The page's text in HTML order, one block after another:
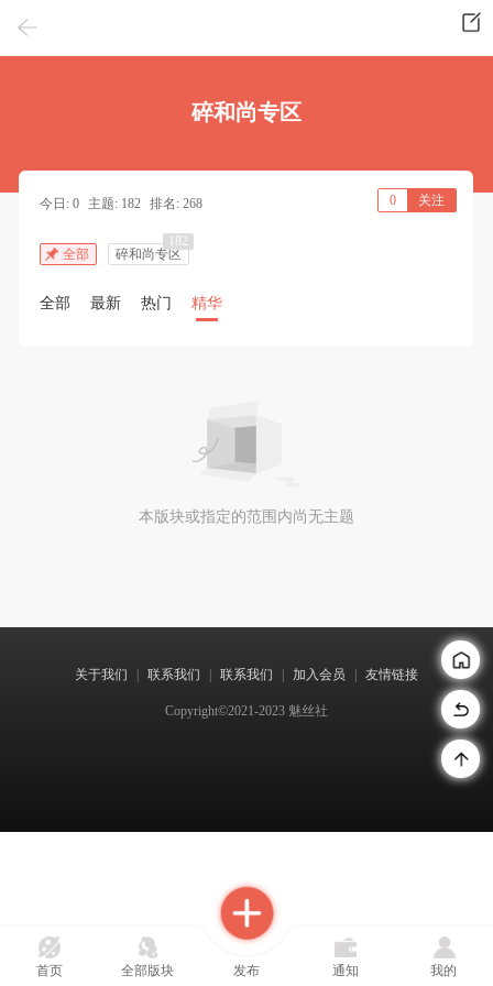
首页 全部版块 发布 通知 我的
碎和尚专区
今日: 0 主题: 182 排名: 268 0 关注
全部 碎和尚专区
182
全部 最新 热门 精华
本版块或指定的范围内尚无主题
关于我们 联系我们 联系我们 加入会员 友情链接
Copyright©2021-2023 魅丝社